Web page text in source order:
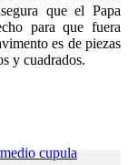
que el Papa
para que fuera
es de piezas
y cuadrados.